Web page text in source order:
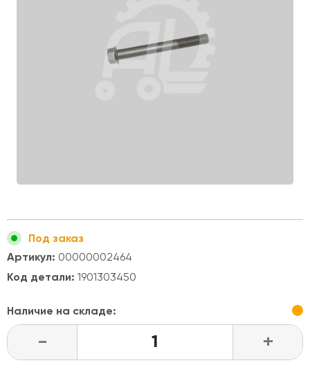
Под заказ
Артикул: 00000002464
Код детали: 1901303450
Наличие на складе:
- +